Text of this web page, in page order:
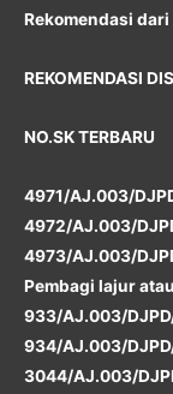
Rekomendasi
REKOMENDASI
NO.SK TERBARU
4971/AJ.003/
4972/AJ.003/
4973/AJ.003/
Pembagi lajur
933/AJ.003/
934/AJ.003/
3044/AJ.003/